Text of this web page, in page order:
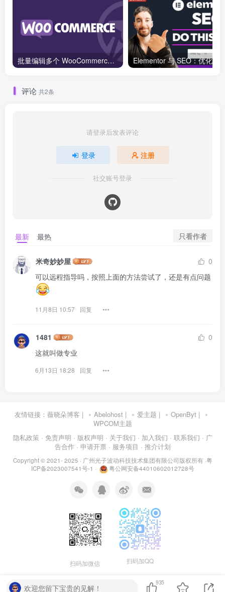
批量编辑多个 WooCommerce 产品变体价格的 2 个方法？
评论 共2条
请登录后发表评论
登录 注册
社交账号登录
最新 最热 只看作者
米奇妙妙屋
0
可以远程指导吗，按照上面的方法尝试了，还是有点问题
11月8日 10:57 回复
1481
0
这就叫做专业
6月13日 18:28 回复
友情链接： 薇晓朵博客 | Abelohost | 爱主题 | OpenByt |
WPCOM主题
隐私政策 · 免责声明 · 版权声明 · 关于我们 · 加入我们 · 联系我们 · 广
告合作 · 申请开票 · 服务项目 · 推介计划
Copyright © 2021- 2025 · 广州光子波动科技技术集团有限公司版权所有·粤
ICP备2023007541号-1 · 粤公网安备44010602012728号
扫码加微信 扫码加QQ
欢迎您留下宝贵的见解！
935